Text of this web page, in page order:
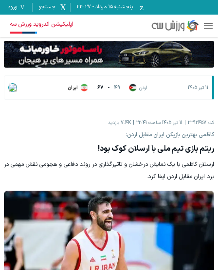
پنجشنبه ۱۵ مرداد -
23:27 جستجو ورود
اپلیکیشن اندروید ورزش سه
11 تیر 1405 اردن 49
-
67 ایران
کد: 2392457 11 تیر 1405 ساعت 22:41 7.4K بازدید
کاظمی بهترین بازیکن ایران مقابل اردن:
ریتم بازی تیم ملی با ارسلان کوک بود!
ارسلان کاظمی با یک نمایش درخشان و تاثیرگذاری در روند دفاعی و هجومی نقش مهمی در
برد ایران مقابل اردن ایفا کرد.